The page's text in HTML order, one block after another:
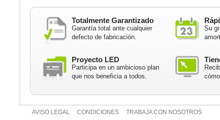
Totalmente Garantizado
Garantía total ante cualquier
defecto de fabricación.
Su
Proyecto LED
Participa en un ambicioso plan
que nos beneficia a todos.
AVISO LEGAL CONDICIONES TRABAJA CON NOSOTROS